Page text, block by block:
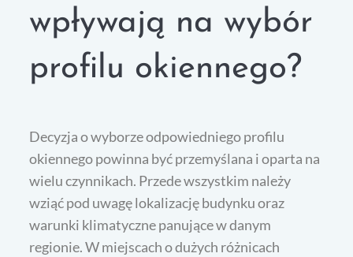
wpływają na wybór
profilu okiennego?
Decyzja o wyborze odpowiedniego profilu
okiennego powinna być przemyślana i oparta na
wielu czynnikach. Przede wszystkim należy
wziąć pod uwagę lokalizację budynku oraz
warunki klimatyczne panujące w danym
regionie. W miejscach o dużych różnicach